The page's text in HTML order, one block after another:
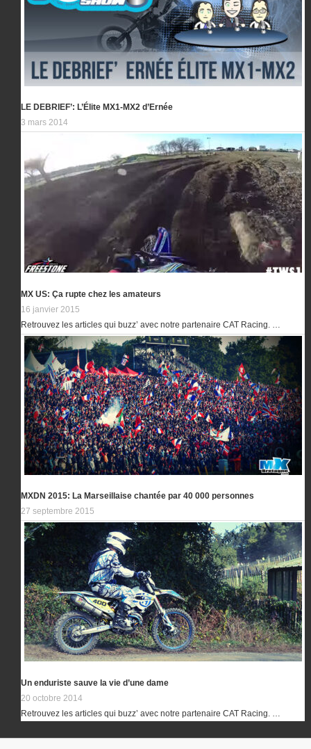
LE DEBRIEF’: L’Élite MX1-MX2 d’Ernée
3 mars 2014
MX US: Ça rupte chez les amateurs
16 janvier 2015
Retrouvez les articles qui buzz’ avec notre partenaire CAT Racing. …
MXDN 2015: La Marseillaise chantée par 40 000 personnes
27 septembre 2015
Un enduriste sauve la vie d’une dame
20 octobre 2014
Retrouvez les articles qui buzz’ avec notre partenaire CAT Racing. …